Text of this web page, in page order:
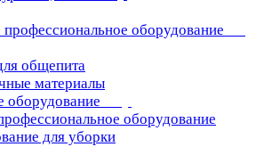
оборудование
общепита
материалы
оборудование
оборудование
для уборки